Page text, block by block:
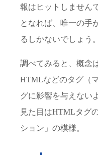
報はヒットしません
となれば、唯一の手
るしかないでしょう。
調べてみると、概念
HTMLなどのタグ（
グに影響を与えない
見た目はHTMLタグ
ション」の模様。